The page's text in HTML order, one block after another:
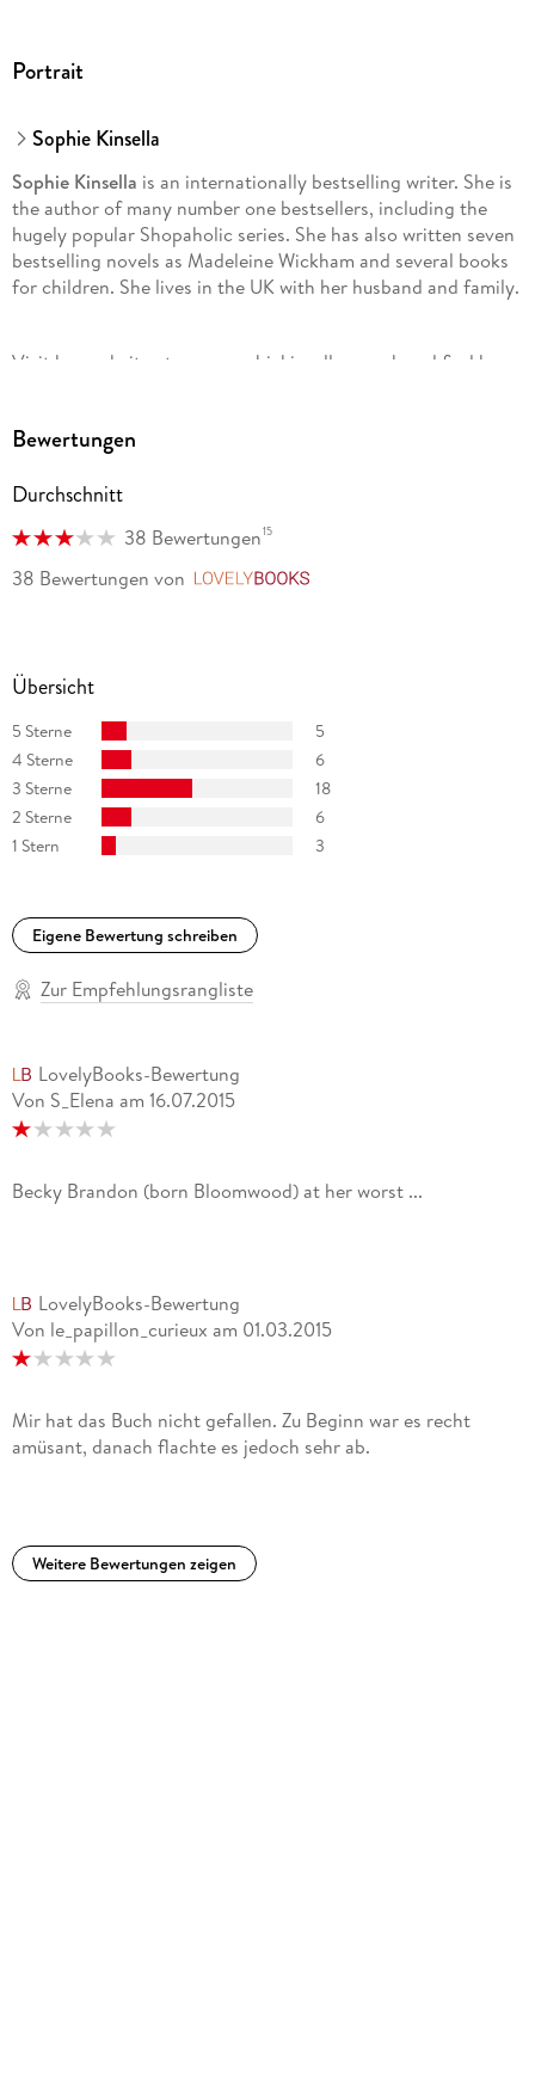
Portrait
Sophie Kinsella
Sophie Kinsella is an internationally bestselling writer. She is
the author of many number one bestsellers, including the
hugely popular Shopaholic series. She has also written seven
bestselling novels as Madeleine Wickham and several books
for children. She lives in the UK with her husband and family.
Visit her website at www. sophiekinsella. co. uk and find her
Instagram @sophiekinsellawriter.
Bewertungen
Durchschnitt
38 Bewertungen15
38 Bewertungen von
Übersicht
5 Sterne
5
4 Sterne
6
3 Sterne
18
2 Sterne
6
1 Stern
3
Eigene Bewertung schreiben
Zur Empfehlungsrangliste
LovelyBooks-Bewertung
Von S_Elena am 16.07.2015
Becky Brandon (born Bloomwood) at her worst ...
LovelyBooks-Bewertung
Von le_papillon_curieux am 01.03.2015
Mir hat das Buch nicht gefallen. Zu Beginn war es recht
amüsant, danach flachte es jedoch sehr ab.
Weitere Bewertungen zeigen